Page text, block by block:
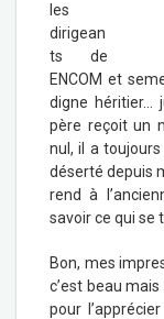
les
dirigean
ts de
ENCOM et
digne héritier…
père reçoit un
nul, il a
déserté depuis
rend à
savoir ce qui se
Bon, mes
c’est beau
pour